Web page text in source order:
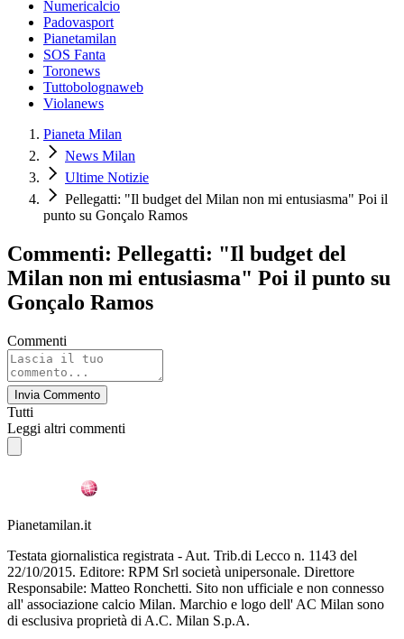
Numericalcio
Padovasport
Pianetamilan
SOS Fanta
Toronews
Tuttobolognaweb
Violanews
Pianeta Milan
News Milan
Ultime Notizie
Pellegatti: "Il budget del Milan non mi entusiasma" Poi il
punto su Gonçalo Ramos
Commenti: Pellegatti: "Il budget del
Milan non mi entusiasma" Poi il punto su
Gonçalo Ramos
Commenti
Invia Commento
Tutti
Leggi altri commenti
Pianetamilan.it
Testata giornalistica registrata - Aut. Trib.di Lecco n. 1143 del
22/10/2015. Editore: RPM Srl società unipersonale. Direttore
Responsabile: Matteo Ronchetti. Sito non ufficiale e non connesso
all' associazione calcio Milan. Marchio e logo dell' AC Milan sono
di esclusiva proprietà di A.C. Milan S.p.A.